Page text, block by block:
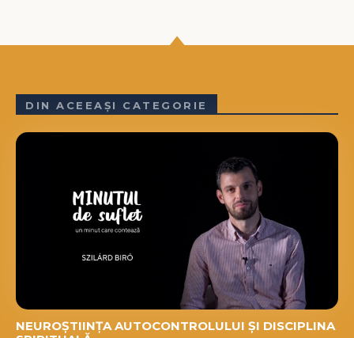
DIN ACEEAȘI CATEGORIE
NEUROȘTIINȚA AUTOCONTROLULUI ȘI DISCIPLINA